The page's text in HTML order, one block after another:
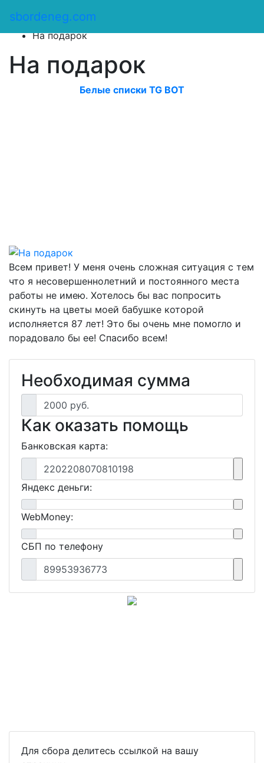
sbordeneg.com
Оказать помощь
На подарок
На подарок
Белые списки TG BOT
Всем привет! У меня очень сложная ситуация с тем
что я несовершеннолетний и постоянного места
работы не имею. Хотелось бы вас попросить
скинуть на цветы моей бабушке которой
исполняется 87 лет! Это бы очень мне помогло и
порадовало бы ее! Спасибо всем!
Необходимая сумма
2000 руб.
Как оказать помощь
Банковская карта:
2202208070810198
Яндекс деньги:
WebMoney:
СБП по телефону
89953936773
Для сбора делитесь ссылкой на вашу